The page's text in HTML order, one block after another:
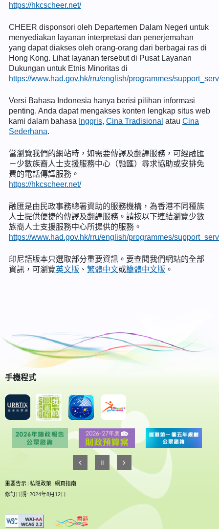
https://hkcscheer.net/
CHEER disponsori oleh Departemen Dalam Negeri untuk
menyediakan layanan interpretasi dan penerjemahan
yang dapat diakses oleh orang-orang dari berbagai ras di
Hong Kong. Lihat layanan tersebut di Pusat Layanan
Dukungan untuk Etnis Minoritas di
https://www.had.gov.hk/rru/english/programmes/
Versi Bahasa Indonesia hanya berisi pilihan informasi
penting. Anda dapat mengakses konten lengkap situs web
kami dalam bahasa Inggris, Cina Tradisional atau Cina
Sederhana.
當瀏覽我們的網站時，如需要傳譯及翻譯服務，可經融匯
－少數族裔人士支援服務中心（融匯）尋求協助或安排免
費的電話傳譯服務。
https://hkcscheer.net/
融匯是由民政事務總署資助的服務機構，為香港不同種族
人士提供便捷的傳譯及翻譯服務。請按以下連結瀏覽少數
族裔人士支援服務中心所提供的服務。
https://www.had.gov.hk/rru/english/programmes/
印尼語版本只選取部分重要資訊。要查閱我們網站的全部
資訊，可瀏覽英文版 、 繁體中文或簡體中文版 。
手機程式
重要告示 | 私隠政策 | 網頁指南
修訂日期: 2024年8月12日